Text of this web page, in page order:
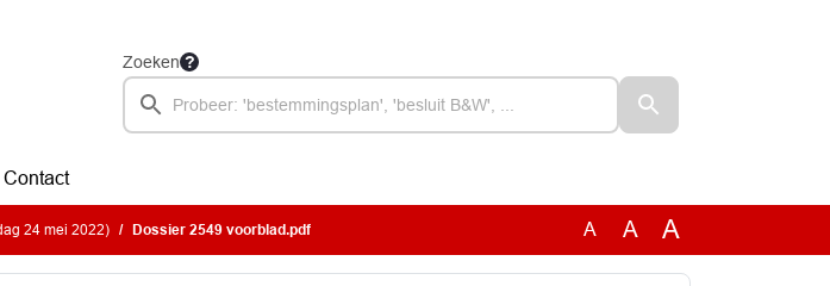
Zoeken
Contact
24 mei 2022) Dossier 2549 voorblad.pdf A A A